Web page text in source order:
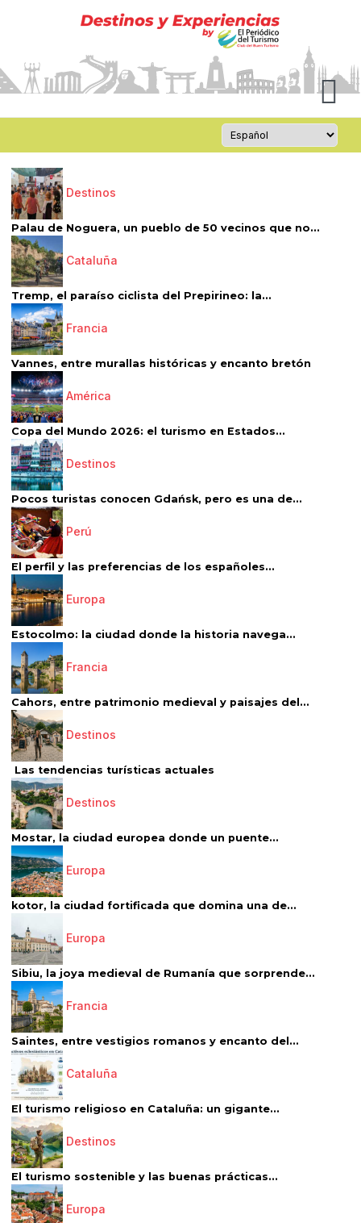
Destinos
Palau de Noguera, un pueblo de 50 vecinos que no...
Cataluña
Tremp, el paraíso ciclista del Prepirineo: la...
Francia
Vannes, entre murallas históricas y encanto bretón
América
Copa del Mundo 2026: el turismo en Estados...
Destinos
Pocos turistas conocen Gdańsk, pero es una de...
Perú
El perfil y las preferencias de los españoles...
Europa
Estocolmo: la ciudad donde la historia navega...
Francia
Cahors, entre patrimonio medieval y paisajes del...
Destinos
Las tendencias turísticas actuales
Destinos
Mostar, la ciudad europea donde un puente...
Europa
kotor, la ciudad fortificada que domina una de...
Europa
Sibiu, la joya medieval de Rumanía que sorprende...
Francia
Saintes, entre vestigios romanos y encanto del...
Cataluña
El turismo religioso en Cataluña: un gigante...
Destinos
El turismo sostenible y las buenas prácticas...
Europa